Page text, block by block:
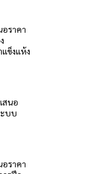
ราคา
ข็งแห้ง
สนอ
ะบบ
ราคา